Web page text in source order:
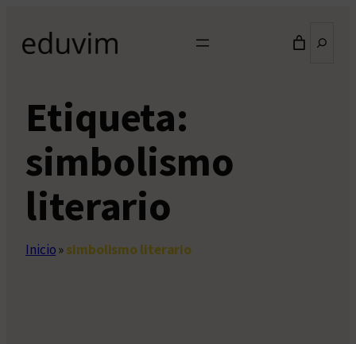
contenido
Etiqueta:
simbolismo
literario
Inicio»simbolismo literario